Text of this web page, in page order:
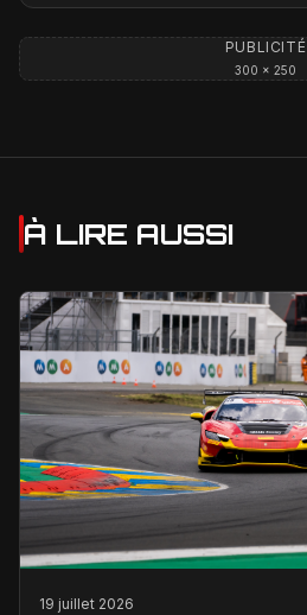
PUBLICITÉ
300 × 250
À LIRE AUSSI
19 juillet 2026